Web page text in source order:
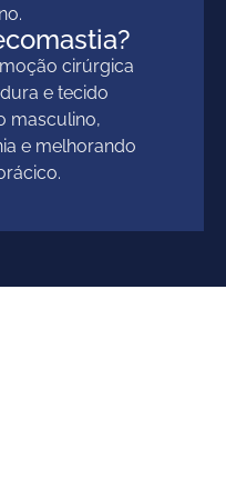
cirúrgica
e tecido
masculino,
e melhorando